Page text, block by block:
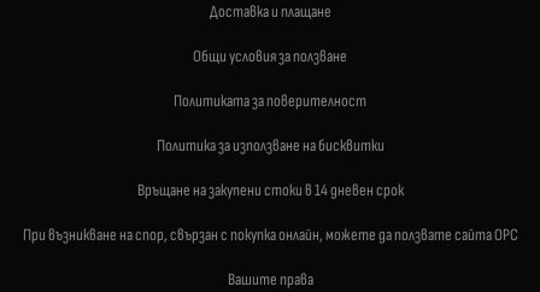
Доставка и плащане
Общи условия за ползване
Политиката за поверителност
Политика за използване на бисквитки
Връщане на закупени стоки в 14 дневен срок
При възникване на спор, свързан с покупка онлайн, можете да ползвате сайта ОРС
Вашите права